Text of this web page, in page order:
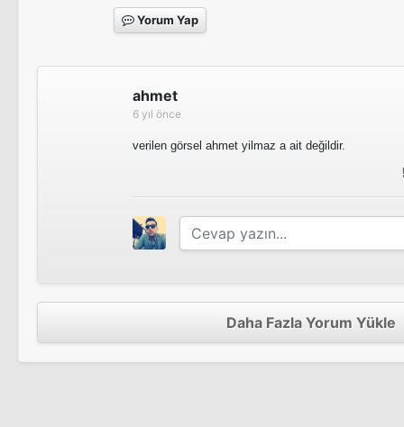
Sinema Filmi
Yorum Yap
ahmet
6 yıl önce
verilen görsel ahmet yilmaz a ait değildir.
Daha Fazla Yorum Yükle